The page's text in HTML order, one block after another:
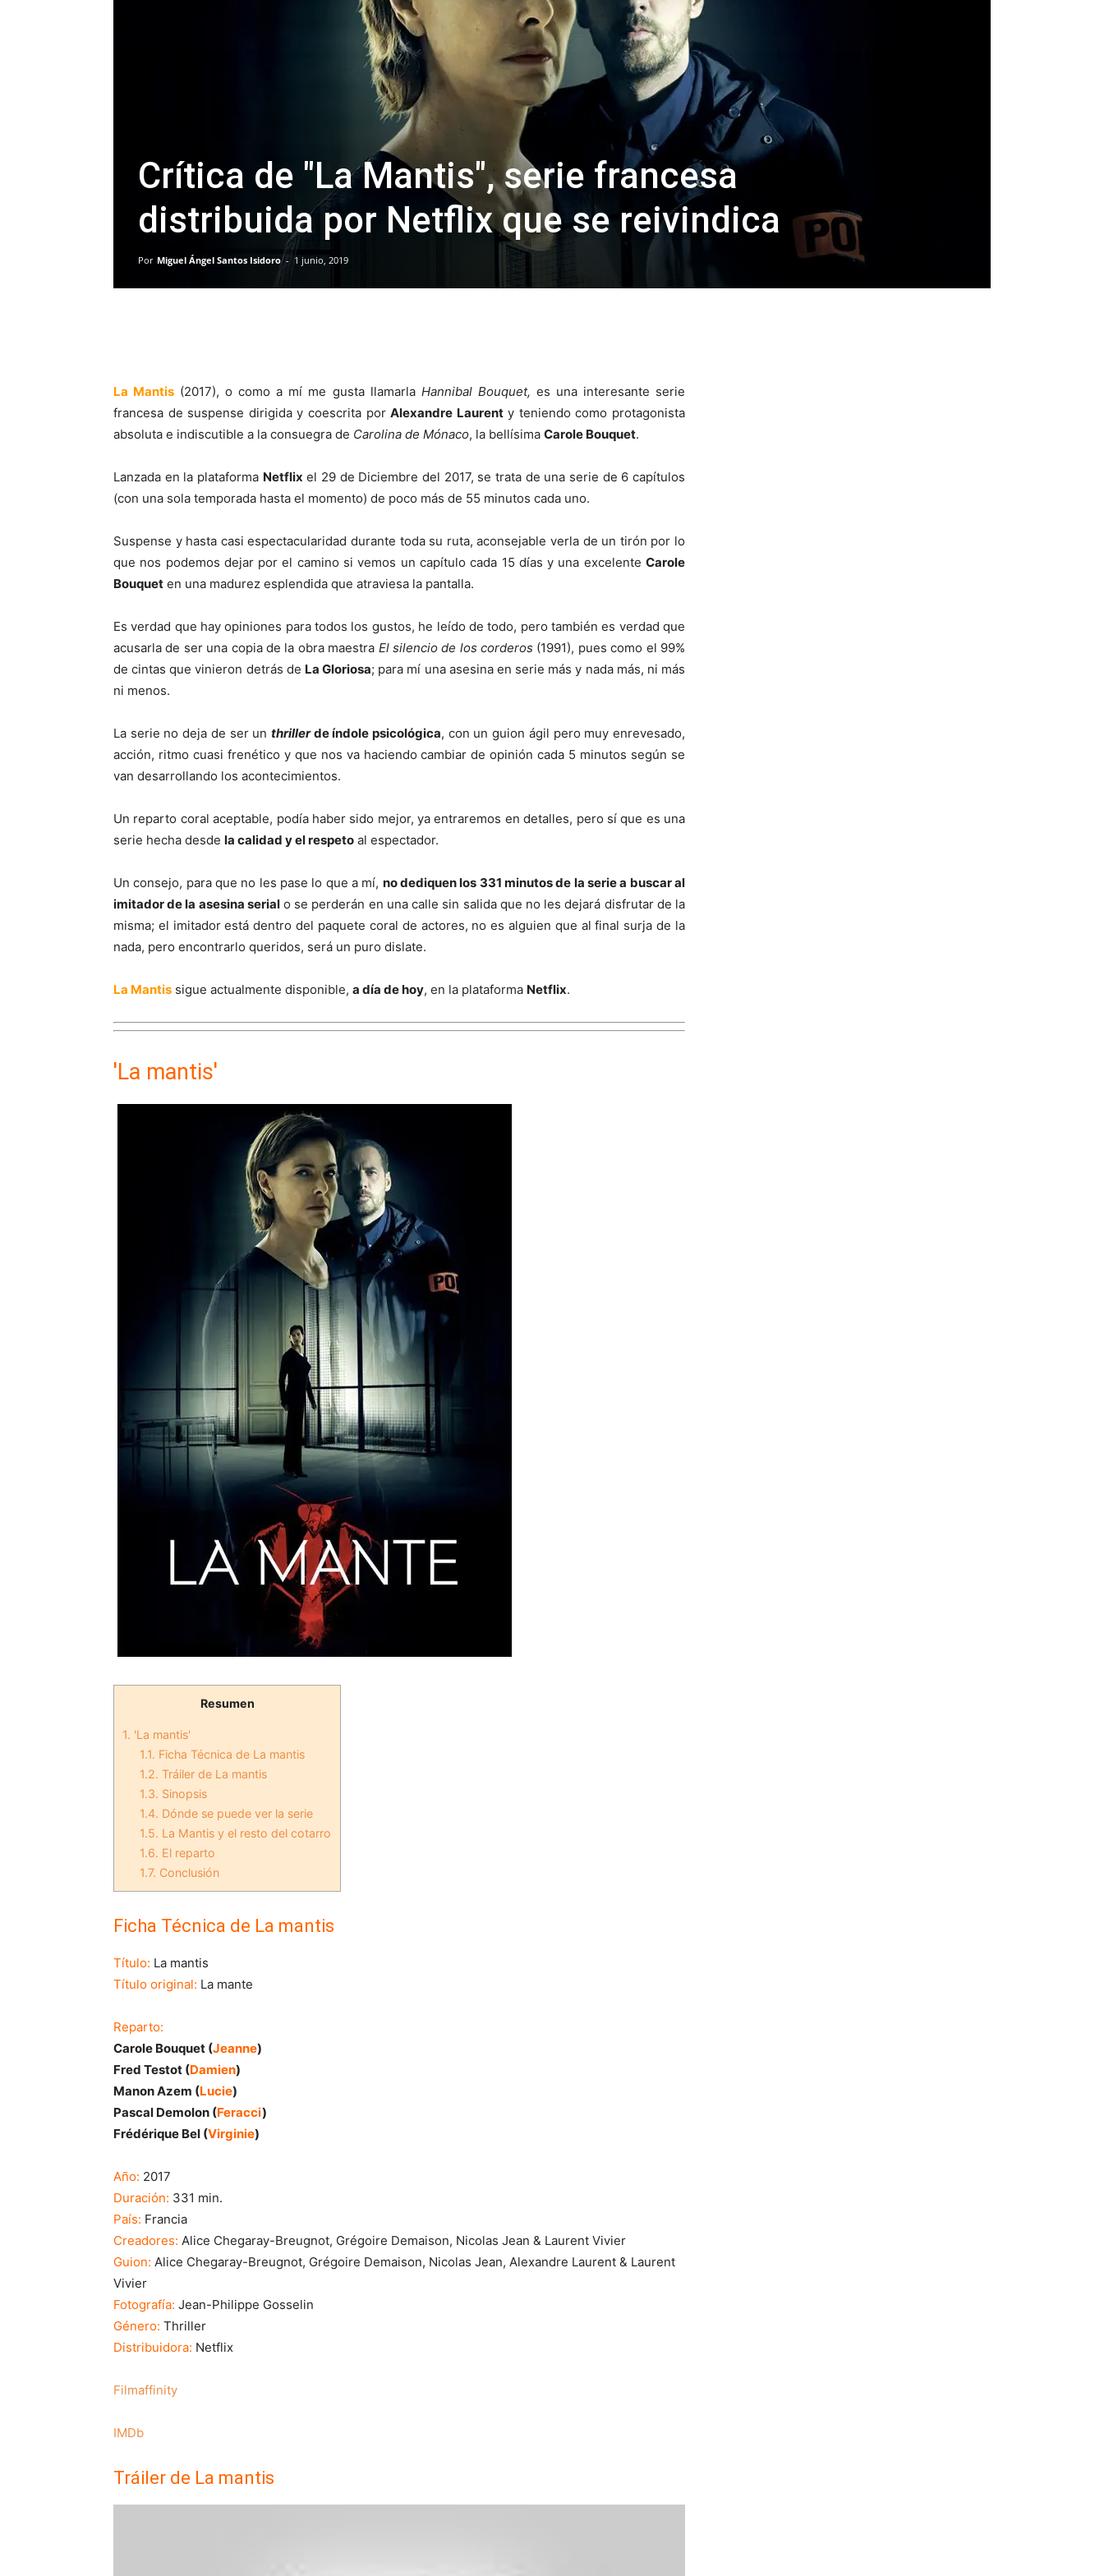
Crítica de "La Mantis", serie francesa
distribuida por Netflix que se reivindica
Por Miguel Ángel Santos Isidoro - 1 junio, 2019
La Mantis (2017), o como a mí me gusta llamarla Hannibal Bouquet, es una interesante serie
francesa de suspense dirigida y coescrita porAlexandre Laurenty teniendo como protagonista
absoluta e indiscutible a la consuegra de Carolina de Mónaco, la bellísima Carole Bouquet.
Lanzada en la plataforma Netflix el 29 de Diciembre del 2017, se trata de una serie de 6 capítulos
(con una sola temporada hasta el momento) de poco más de 55 minutos cada uno.
Suspense y hasta casi espectacularidad durante toda su ruta, aconsejable verla de un tirón por lo
que nos podemos dejar por el camino si vemos un capítulo cada 15 días y una excelente Carole
Bouquet en una madurez esplendida que atraviesa la pantalla.
Es verdad que hay opiniones para todos los gustos, he leído de todo, pero también es verdad que
acusarla de ser una copia de la obra maestra El silencio de los corderos (1991), pues como el 99%
de cintas que vinieron detrás de La Gloriosa; para mí una asesina en serie más y nada más, ni más
ni menos.
La serie no deja de ser un thrillerde índole psicológica, con un guion ágil pero muy enrevesado,
acción, ritmo cuasi frenético y que nos va haciendo cambiar de opinión cada 5 minutos según se
van desarrollando los acontecimientos.
Un reparto coral aceptable, podía haber sido mejor, ya entraremos en detalles, pero sí que es una
serie hecha desde la calidad y el respeto al espectador.
Un consejo, para que no les pase lo que a mí, no dediquen los 331 minutos de la serie a buscar al
imitador de la asesina serialo se perderán en una calle sin salida que no les dejará disfrutar de la
misma; el imitador está dentro del paquete coral de actores, no es alguien que al final surja de la
nada, pero encontrarlo queridos, será un puro dislate.
La Mantis sigue actualmente disponible, a día de hoy, en la plataforma Netflix.
'La mantis'
Resumen
1. 'La mantis'
1.1. Ficha Técnica de La mantis
1.2. Tráiler de La mantis
1.3. Sinopsis
1.4. Dónde se puede ver la serie
1.5. La Mantis y el resto del cotarro
1.6. El reparto
1.7. Conclusión
Ficha Técnica de La mantis
Título: La mantis
Título original: La mante
Reparto:
Carole Bouquet (Jeanne)
Fred Testot (Damien)
Manon Azem (Lucie)
Pascal Demolon (Feracci)
Frédérique Bel (Virginie)
Año: 2017
Duración: 331 min.
País: Francia
Creadores: Alice Chegaray-Breugnot, Grégoire Demaison, Nicolas Jean & Laurent Vivier
Guion: Alice Chegaray-Breugnot, Grégoire Demaison, Nicolas Jean, Alexandre Laurent & Laurent
Vivier
Fotografía: Jean-Philippe Gosselin
Género: Thriller
Distribuidora: Netflix
Filmaffinity
IMDb
Tráiler de La mantis